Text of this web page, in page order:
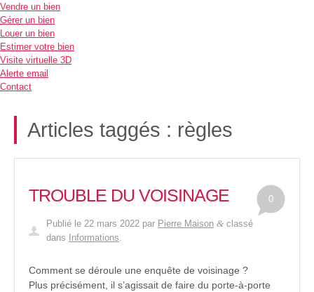
Vendre un bien
Gérer un bien
Louer un bien
Estimer votre bien
Visite virtuelle 3D
Alerte email
Contact
Articles taggés : règles
0
TROUBLE DU VOISINAGE
Publié le 22 mars 2022 par Pierre Maison & classé
dans
Informations.
Comment se déroule une enquête de voisinage ?
Plus précisément, il s’agissait de faire du porte-à-porte